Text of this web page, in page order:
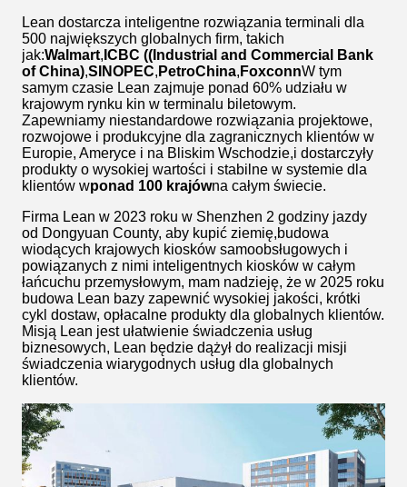
Lean dostarcza inteligentne rozwiązania terminali dla
500 największych globalnych firm, takich
jak:Walmart, ICBC ((Industrial and Commercial Bank
of China),SINOPEC, PetroChina, FoxconnW tym
samym czasie Lean zajmuje ponad 60% udziału w
krajowym rynku kin w terminalu biletowym.
Zapewniamy niestandardowe rozwiązania projektowe,
rozwojowe i produkcyjne dla zagranicznych klientów w
Europie, Ameryce i na Bliskim Wschodzie,i dostarczyły
produkty o wysokiej wartości i stabilne w systemie dla
klientów wponad 100 krajówna całym świecie.
Firma Lean w 2023 roku w Shenzhen 2 godziny jazdy
od Dongyuan County, aby kupić ziemię,budowa
wiodących krajowych kiosków samoobsługowych i
powiązanych z nimi inteligentnych kiosków w całym
łańcuchu przemysłowym, mam nadzieję, że w 2025 roku
budowa Lean bazy zapewnić wysokiej jakości, krótki
cykl dostaw, opłacalne produkty dla globalnych klientów.
Misją Lean jest ułatwienie świadczenia usług
biznesowych, Lean będzie dążył do realizacji misji
świadczenia wiarygodnych usług dla globalnych
klientów.